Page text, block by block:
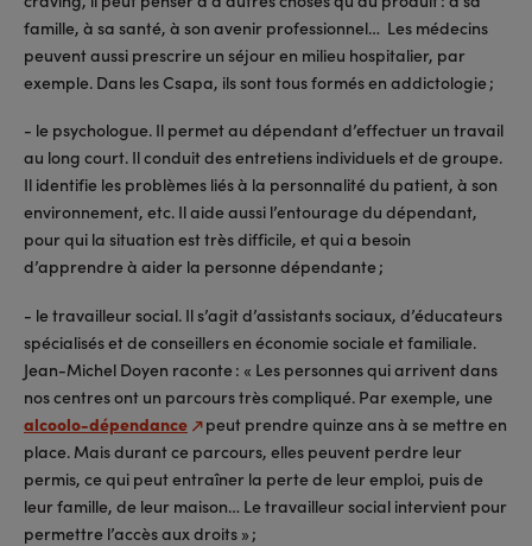
famille, à sa santé, à son avenir professionnel… Les médecins
peuvent aussi prescrire un séjour en milieu hospitalier, par
exemple. Dans les Csapa, ils sont tous formés en addictologie ;
- le psychologue. Il permet au dépendant d’effectuer un travail
au long court. Il conduit des entretiens individuels et de groupe.
Il identifie les problèmes liés à la personnalité du patient, à son
environnement, etc. Il aide aussi l’entourage du dépendant,
pour qui la situation est très difficile, et qui a besoin
d’apprendre à aider la personne dépendante ;
- le travailleur social. Il s’agit d’assistants sociaux, d’éducateurs
spécialisés et de conseillers en économie sociale et familiale.
Jean-Michel Doyen raconte : « Les personnes qui arrivent dans
nos centres ont un parcours très compliqué. Par exemple, une
alcoolo-dépendance peut prendre quinze ans à se mettre en
place. Mais durant ce parcours, elles peuvent perdre leur
permis, ce qui peut entraîner la perte de leur emploi, puis de
leur famille, de leur maison… Le travailleur social intervient pour
permettre l’accès aux droits » ;